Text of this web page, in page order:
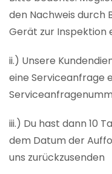
den Nachweis durch
Gerät zur Inspektion
ii.) Unsere
eine Serviceanfrage
iii.) Du hast dann 10
dem Datum der
uns zurückzusenden